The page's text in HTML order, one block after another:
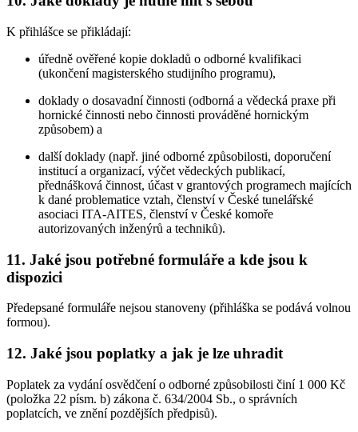
K přihlášce se přikládají:
úředně ověřené kopie dokladů o odborné kvalifikaci
(ukončení magisterského studijního programu),
doklady o dosavadní činnosti (odborná a vědecká praxe při
hornické činnosti nebo činnosti prováděné hornickým
způsobem) a
další doklady (např. jiné odborné způsobilosti, doporučení
institucí a organizací, výčet vědeckých publikací,
přednášková činnost, účast v grantových programech majících
k dané problematice vztah, členství v České tunelářské
asociaci ITA-AITES, členství v České komoře
autorizovaných inženýrů a techniků).
11. Jaké jsou potřebné formuláře a kde jsou k
dispozici
Předepsané formuláře nejsou stanoveny (přihláška se podává volnou
formou).
12. Jaké jsou poplatky a jak je lze uhradit
Poplatek za vydání osvědčení o odborné způsobilosti činí 1 000 Kč
(položka 22 písm. b) zákona č. 634/2004 Sb., o správních
poplatcích, ve znění pozdějších předpisů).